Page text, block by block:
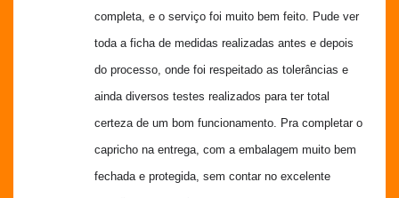
completa, e o serviço foi muito bem feito. Pude ver
toda a ficha de medidas realizadas antes e depois
do processo, onde foi respeitado as tolerâncias e
ainda diversos testes realizados para ter total
certeza de um bom funcionamento. Pra completar o
capricho na entrega, com a embalagem muito bem
fechada e protegida, sem contar no excelente